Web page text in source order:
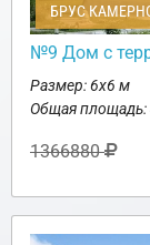
БРУС
№9 Дом с
Размер: 6х6 м
Общая площадь:
1366880